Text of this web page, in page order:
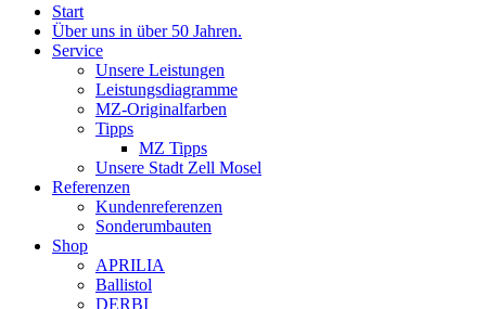
Start
Über uns in über 50 Jahren.
Service
Unsere Leistungen
Leistungsdiagramme
MZ-Originalfarben
Tipps
MZ Tipps
Unsere Stadt Zell Mosel
Referenzen
Kundenreferenzen
Sonderumbauten
Shop
APRILIA
Ballistol
DERBI